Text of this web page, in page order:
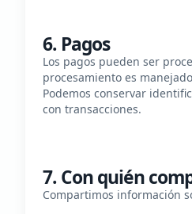
6. Pagos
Los pagos pueden ser
procesamiento es
Podemos conservar
con transacciones.
7. Con quién
Compartimos información